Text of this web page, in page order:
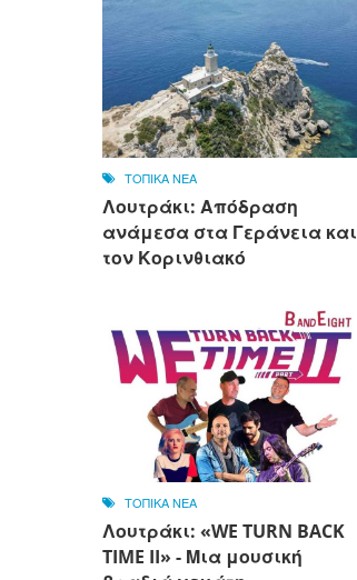
ΤΟΠΙΚΑ ΝΕΑ
Λουτράκι: Απόδραση
ανάμεσα στα Γεράνεια και
τον Κορινθιακό
ΤΟΠΙΚΑ ΝΕΑ
Λουτράκι: «WE TURN BACK
TIME II» - Μια μουσική